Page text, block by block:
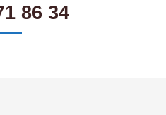
86 34